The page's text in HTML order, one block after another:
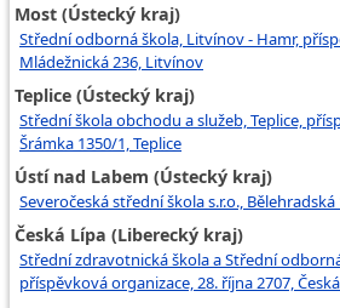
Most (Ústecký kraj)
Střední odborná škola, Litvínov - Hamr,
Mládežnická 236, Litvínov
Teplice (Ústecký kraj)
Střední škola obchodu a služeb, Teplice,
Šrámka 1350/1, Teplice
Ústí nad Labem (Ústecký kraj)
Severočeská střední škola s.r.o.,
Česká Lípa (Liberecký kraj)
Střední zdravotnická škola a Střední
příspěvková organizace, 28. října 2707,